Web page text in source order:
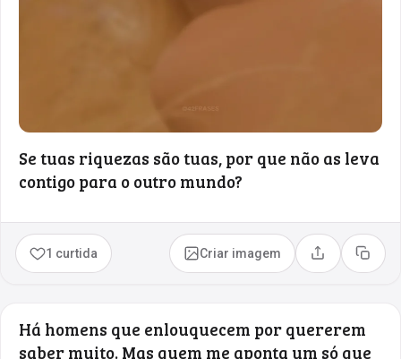
Se tuas riquezas são tuas, por que não as leva
contigo para o outro mundo?
1 curtida Criar imagem Compartilhar
Copiar
Há homens que enlouquecem por quererem
saber muito. Mas quem me aponta um só que